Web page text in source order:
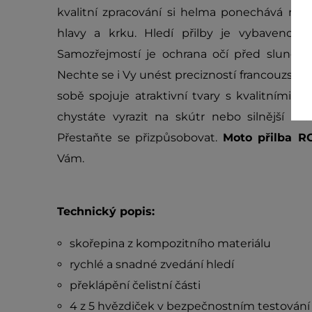
kvalitní zpracování si helma ponechává
hlavy a krku. Hledí přilby je vybaveno
Samozřejmostí je ochrana očí před
Nechte se i Vy unést precizností
sobě spojuje atraktivní tvary s kvalitními
chystáte vyrazit na skútr nebo silnější
Přestaňte se přizpůsobovat. Moto přilba
Vám.
Technický popis:
skořepina z kompozitního materiálu
rychlé a snadné zvedání hledí
překlápění čelistní části
4 z 5 hvězdiček v bezpečnostním testování